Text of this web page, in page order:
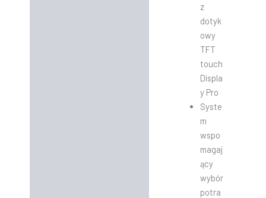
z
dotyk
owy
TFT
touch
Displa
y Pro
Syste
m
wspo
magaj
ący
wybór
potra